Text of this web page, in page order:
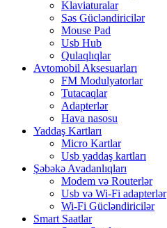
Klaviaturalar
Səs Gücləndiricilər
Mouse Pad
Usb Hub
Qulaqlıqlar
Avtomobil Aksesuarları
FM Modulyatorlar
Tutacaqlar
Adapterlər
Hava nasosu
Yaddaş Kartları
Micro Kartlar
Usb yaddaş kartları
Şəbəkə Avadanlıqları
Modem və Routerlər
Usb və Wi-Fi adapterlər
Wi-Fi Gücləndiricilər
Smart Saatlar